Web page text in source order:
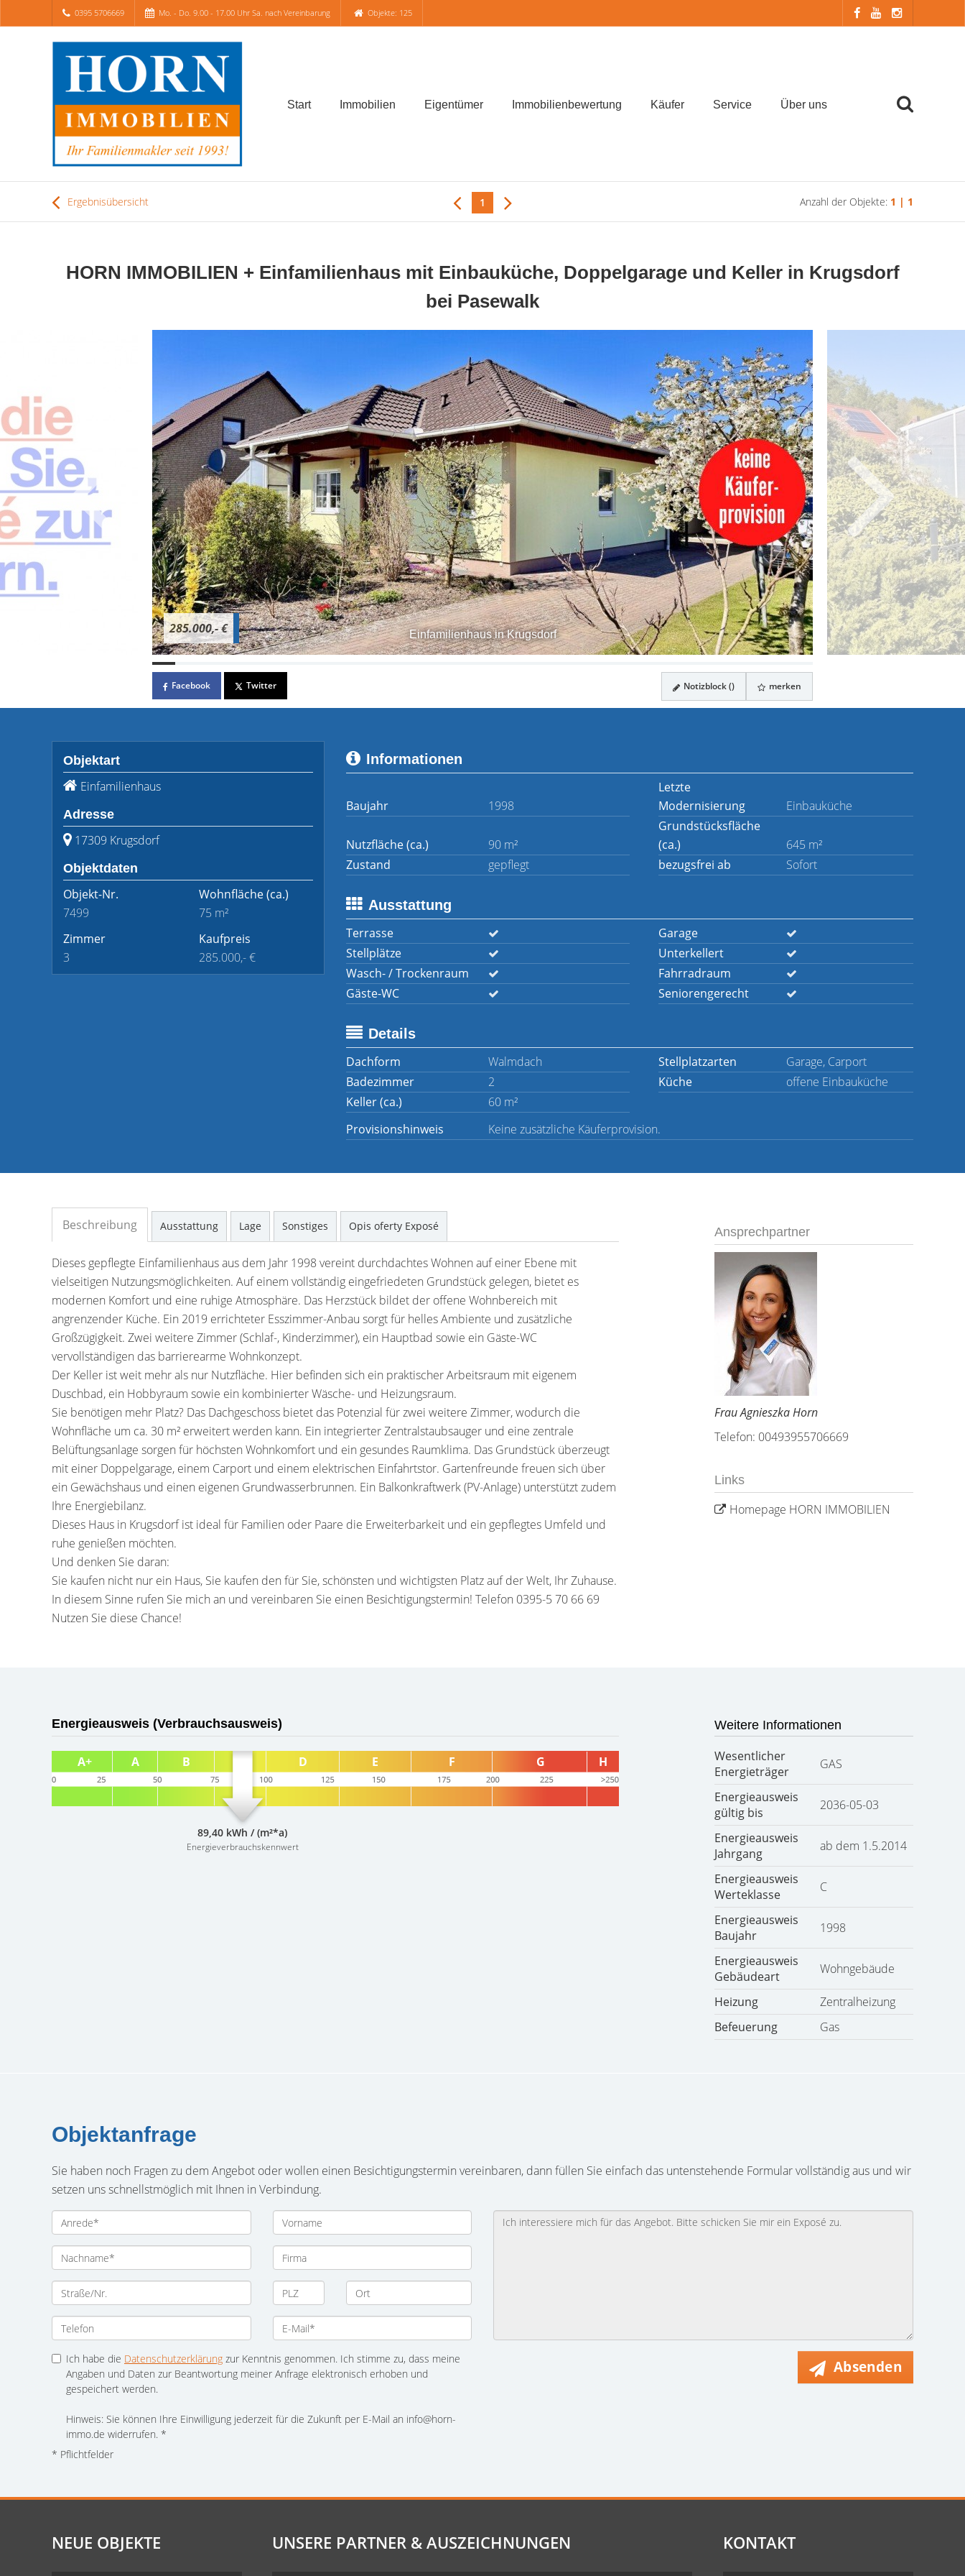
0395 5706669 Mo. - Do. 9.00 - 17.00 Uhr Sa. nach Vereinbarung Objekte: 125
Start Immobilien Eigentümer Immobilienbewertung Käufer Service Über uns
Ergebnisübersicht 1 Anzahl der Objekte: 1 | 1
HORN IMMOBILIEN + Einfamilienhaus mit Einbauküche, Doppelgarage und Keller in Krugsdorf
bei Pasewalk
Einfamilienhaus in Krugsdorf
285.000,- €
Facebook Twitter Notizblock () merken
Objektart
Einfamilienhaus
Adresse
17309 Krugsdorf
Objektdaten
Objekt-Nr.
7499
Wohnfläche(ca.)
75 m²
Zimmer
3
Kaufpreis
285.000,- €
Informationen
Baujahr 1998
Letzte
Modernisierung
Einbauküche
Nutzfläche (ca.) 90 m²
Grundstücksfläche
(ca.)
645 m²
Zustand
gepflegt bezugsfrei ab Sofort
Ausstattung
Terrasse
Garage
Stellplätze
Unterkellert
Wasch- / Trockenraum
Fahrradraum
Gäste-WC
Seniorengerecht
Details
Dachform
Walmdach Stellplatzarten
Garage, Carport
Badezimmer
2 Küche
offene Einbauküche
Keller (ca.)
60 m²
Provisionshinweis
Keine zusätzliche Käuferprovision.
Beschreibung Ausstattung Lage Sonstiges Opis oferty Exposé
Dieses gepflegte Einfamilienhaus aus dem Jahr 1998 vereint durchdachtes Wohnen auf einer Ebene mit
vielseitigen Nutzungsmöglichkeiten. Auf einem vollständig eingefriedeten Grundstück gelegen, bietet es
modernen Komfort und eine ruhige Atmosphäre. Das Herzstück bildet der offene Wohnbereich mit
angrenzender Küche. Ein 2019 errichteter Esszimmer-Anbau sorgt für helles Ambiente und zusätzliche
Großzügigkeit. Zwei weitere Zimmer (Schlaf-, Kinderzimmer), ein Hauptbad sowie ein Gäste-WC
vervollständigen das barrierearme Wohnkonzept.
Der Keller ist weit mehr als nur Nutzfläche. Hier befinden sich ein praktischer Arbeitsraum mit eigenem
Duschbad, ein Hobbyraum sowie ein kombinierter Wäsche- und Heizungsraum.
Sie benötigen mehr Platz? Das Dachgeschoss bietet das Potenzial für zwei weitere Zimmer, wodurch die
Wohnfläche um ca. 30 m² erweitert werden kann. Ein integrierter Zentralstaubsauger und eine zentrale
Belüftungsanlage sorgen für höchsten Wohnkomfort und ein gesundes Raumklima. Das Grundstück überzeugt
mit einer Doppelgarage, einem Carport und einem elektrischen Einfahrtstor. Gartenfreunde freuen sich über
ein Gewächshaus und einen eigenen Grundwasserbrunnen. Ein Balkonkraftwerk (PV-Anlage) unterstützt zudem
Ihre Energiebilanz.
Dieses Haus in Krugsdorf ist ideal für Familien oder Paare die Erweiterbarkeit und ein gepflegtes Umfeld und
ruhe genießen möchten.
Und denken Sie daran:
Sie kaufen nicht nur ein Haus, Sie kaufen den für Sie, schönsten und wichtigsten Platz auf der Welt, Ihr Zuhause.
In diesem Sinne rufen Sie mich an und vereinbaren Sie einen Besichtigungstermin! Telefon 0395-5 70 66 69
Nutzen Sie diese Chance!
Ansprechpartner
Frau Agnieszka Horn
Telefon: 00493955706669
Links
Homepage HORN IMMOBILIEN
Energieausweis (Verbrauchsausweis)
89,40 kWh / (m²*a)
Energieverbrauchskennwert
Weitere Informationen
Wesentlicher
Energieträger
GAS
Energieausweis
gültig bis
2036-05-03
Energieausweis
Jahrgang
ab dem 1.5.2014
Energieausweis
Werteklasse
C
Energieausweis
Baujahr
1998
Energieausweis
Gebäudeart
Wohngebäude
Heizung
Zentralheizung
Befeuerung
Gas
Objektanfrage
Sie haben noch Fragen zu dem Angebot oder wollen einen Besichtigungstermin vereinbaren, dann füllen Sie einfach das untenstehende Formular vollständig aus und wir
setzen uns schnellstmöglich mit Ihnen in Verbindung.
Ich habe die Datenschutzerklärung zur Kenntnis genommen. Ich stimme zu, dass meine
Angaben und Daten zur Beantwortung meiner Anfrage elektronisch erhoben und
gespeichert werden.
Hinweis: Sie können Ihre Einwilligung jederzeit für die Zukunft per E-Mail an info@horn-
immo.de widerrufen. *
* Pflichtfelder
Absenden
NEUE OBJEKTE UNSERE PARTNER & AUSZEICHNUNGEN KONTAKT